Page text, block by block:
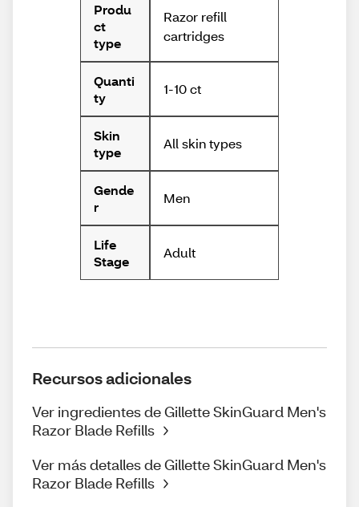
Produ
ct
type
Razor refill
cartridges
Quanti
ty
1-10 ct
Skin
type
All skin types
Gende
r
Men
Life
Stage
Adult
Recursos adicionales
Ver ingredientes de Gillette SkinGuard Men's
Razor Blade Refills
Ver más detalles de Gillette SkinGuard Men's
Razor Blade Refills